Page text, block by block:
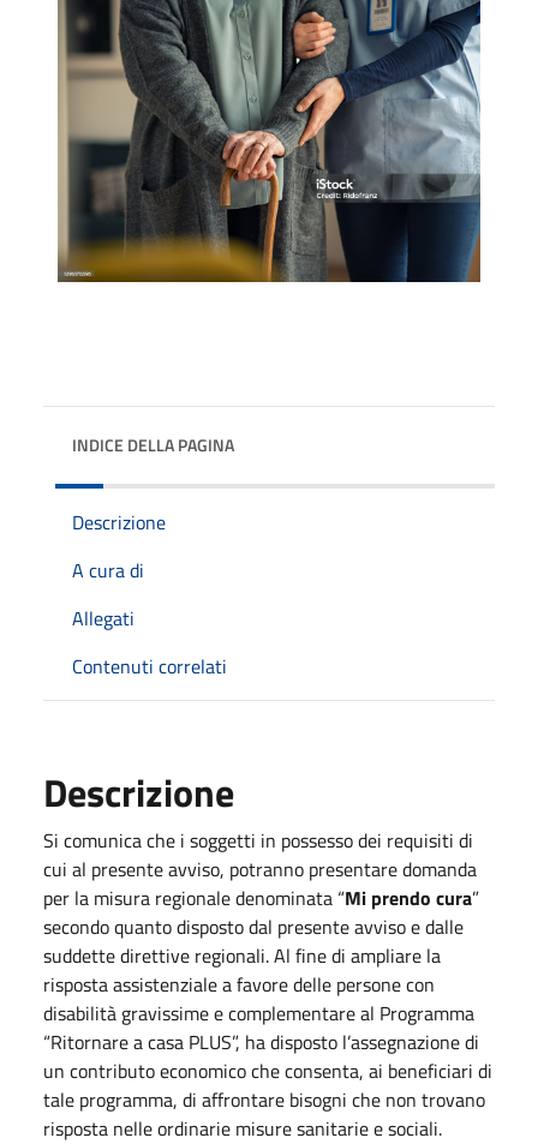
INDICE DELLA PAGINA
Descrizione
A cura di
Allegati
Contenuti correlati
Descrizione
Si comunica che i soggetti in possesso dei requisiti di
cui al presente avviso, potranno presentare domanda
per la misura regionale denominata “Mi prendo cura”
secondo quanto disposto dal presente avviso e dalle
suddette direttive regionali. Al fine di ampliare la
risposta assistenziale a favore delle persone con
disabilità gravissime e complementare al Programma
“Ritornare a casa PLUS”, ha disposto l’assegnazione di
un contributo economico che consenta, ai beneficiari di
tale programma, di affrontare bisogni che non trovano
risposta nelle ordinarie misure sanitarie e sociali.